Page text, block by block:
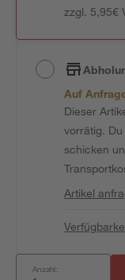
zzgl. 5,95€
Auf
Dieser
vorrätig.
schicken
Artikel
Anzahl: